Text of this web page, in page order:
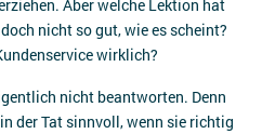
Aber welche Lektion hat
nicht so gut, wie es scheint?
wirklich?
nicht beantworten. Denn
der Tat sinnvoll, wenn sie richtig